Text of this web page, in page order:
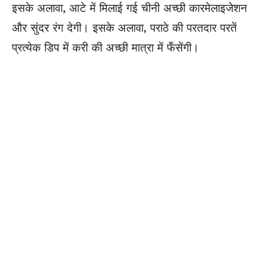
इसके अलावा, आटे में मिलाई गई चीनी अच्छी कारमेलाइजेशन
और सुंदर रंग देगी। इसके अलावा, पराठे की परतदार परतें
प्रत्येक डिप में करी की अच्छी मात्रा में फँसेंगी।